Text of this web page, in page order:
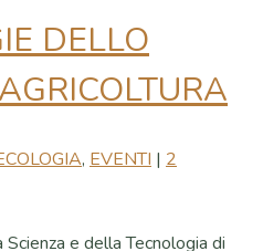
DELLO
, EVENTI | 2
e della Tecnologia di